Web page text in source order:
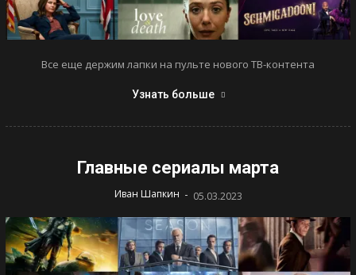
Все еще держим лапки на пульте нового ТВ-контента
Узнать больше
Главные сериалы марта
Иван Шапкин - 05.03.2023